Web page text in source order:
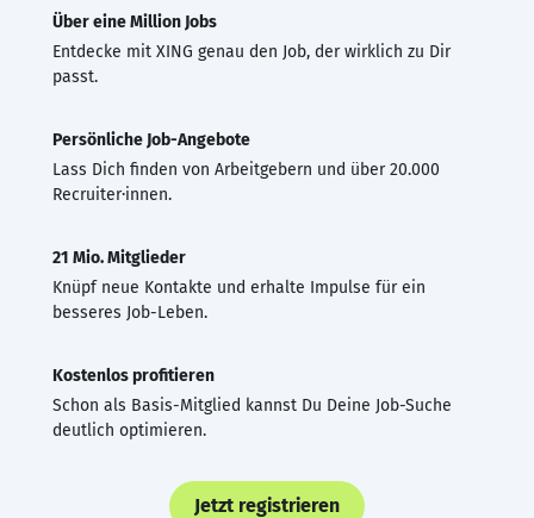
Über eine Million Jobs
Entdecke mit XING genau den Job, der wirklich zu Dir
passt.
Persönliche Job-Angebote
Lass Dich finden von Arbeitgebern und über 20.000
Recruiter·innen.
21 Mio. Mitglieder
Knüpf neue Kontakte und erhalte Impulse für ein
besseres Job-Leben.
Kostenlos profitieren
Schon als Basis-Mitglied kannst Du Deine Job-Suche
deutlich optimieren.
Jetzt registrieren